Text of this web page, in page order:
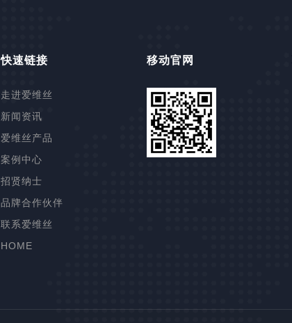
快速链接
走进爱维丝
新闻资讯
爱维丝产品
案例中心
招贤纳士
品牌合作伙伴
联系爱维丝
HOME
移动官网